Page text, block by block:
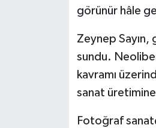
görünür hâle
Zeynep Sayın,
sundu.
kavramı
sanat üretimine
Fotoğraf